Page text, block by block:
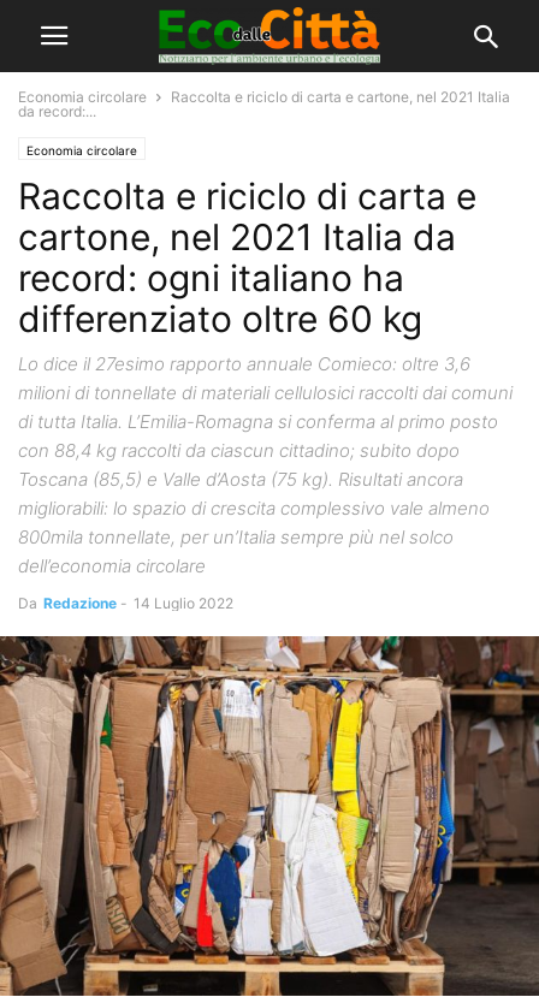
Economia circolare
Raccolta e riciclo di carta e cartone, nel 2021 Italia
da record:...
Economia circolare
Raccolta e riciclo di carta e
cartone, nel 2021 Italia da
record: ogni italiano ha
differenziato oltre 60 kg
Lo dice il 27esimo rapporto annuale Comieco: oltre 3,6
milioni di tonnellate di materiali cellulosici raccolti dai comuni
di tutta Italia. L’Emilia-Romagna si conferma al primo posto
con 88,4 kg raccolti da ciascun cittadino; subito dopo
Toscana (85,5) e Valle d’Aosta (75 kg). Risultati ancora
migliorabili: lo spazio di crescita complessivo vale almeno
800mila tonnellate, per un’Italia sempre più nel solco
dell’economia circolare
Da Redazione - 14 Luglio 2022